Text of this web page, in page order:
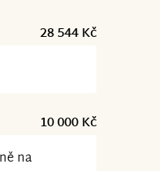
28 544 Kč
10 000 Kč
na